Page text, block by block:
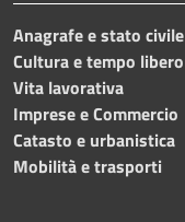
Anagrafe e stato civile
Cultura e tempo libero
Vita lavorativa
Imprese e Commercio
Catasto e urbanistica
Mobilità e trasporti